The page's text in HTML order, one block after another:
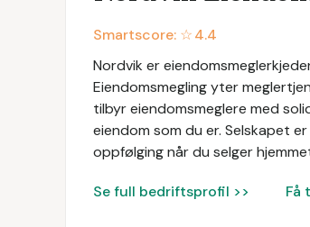
Smartscore: ☆4.4
Nordvik er
Eiendomsmegling yter
tilbyr eiendomsmeglere med
eiendom som du er. Selskapet
oppfølging når du selger
Se full bedriftsprofil >> Få